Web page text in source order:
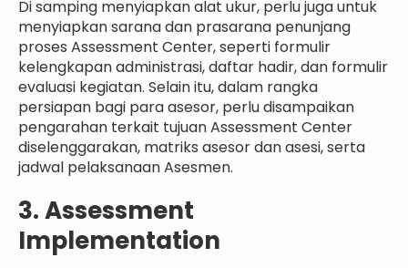
Di samping menyiapkan alat ukur, perlu juga untuk
menyiapkan sarana dan prasarana penunjang
proses Assessment Center, seperti formulir
kelengkapan administrasi, daftar hadir, dan formulir
evaluasi kegiatan. Selain itu, dalam rangka
persiapan bagi para asesor, perlu disampaikan
pengarahan terkait tujuan Assessment Center
diselenggarakan, matriks asesor dan asesi, serta
jadwal pelaksanaan Asesmen.
3. Assessment
Implementation